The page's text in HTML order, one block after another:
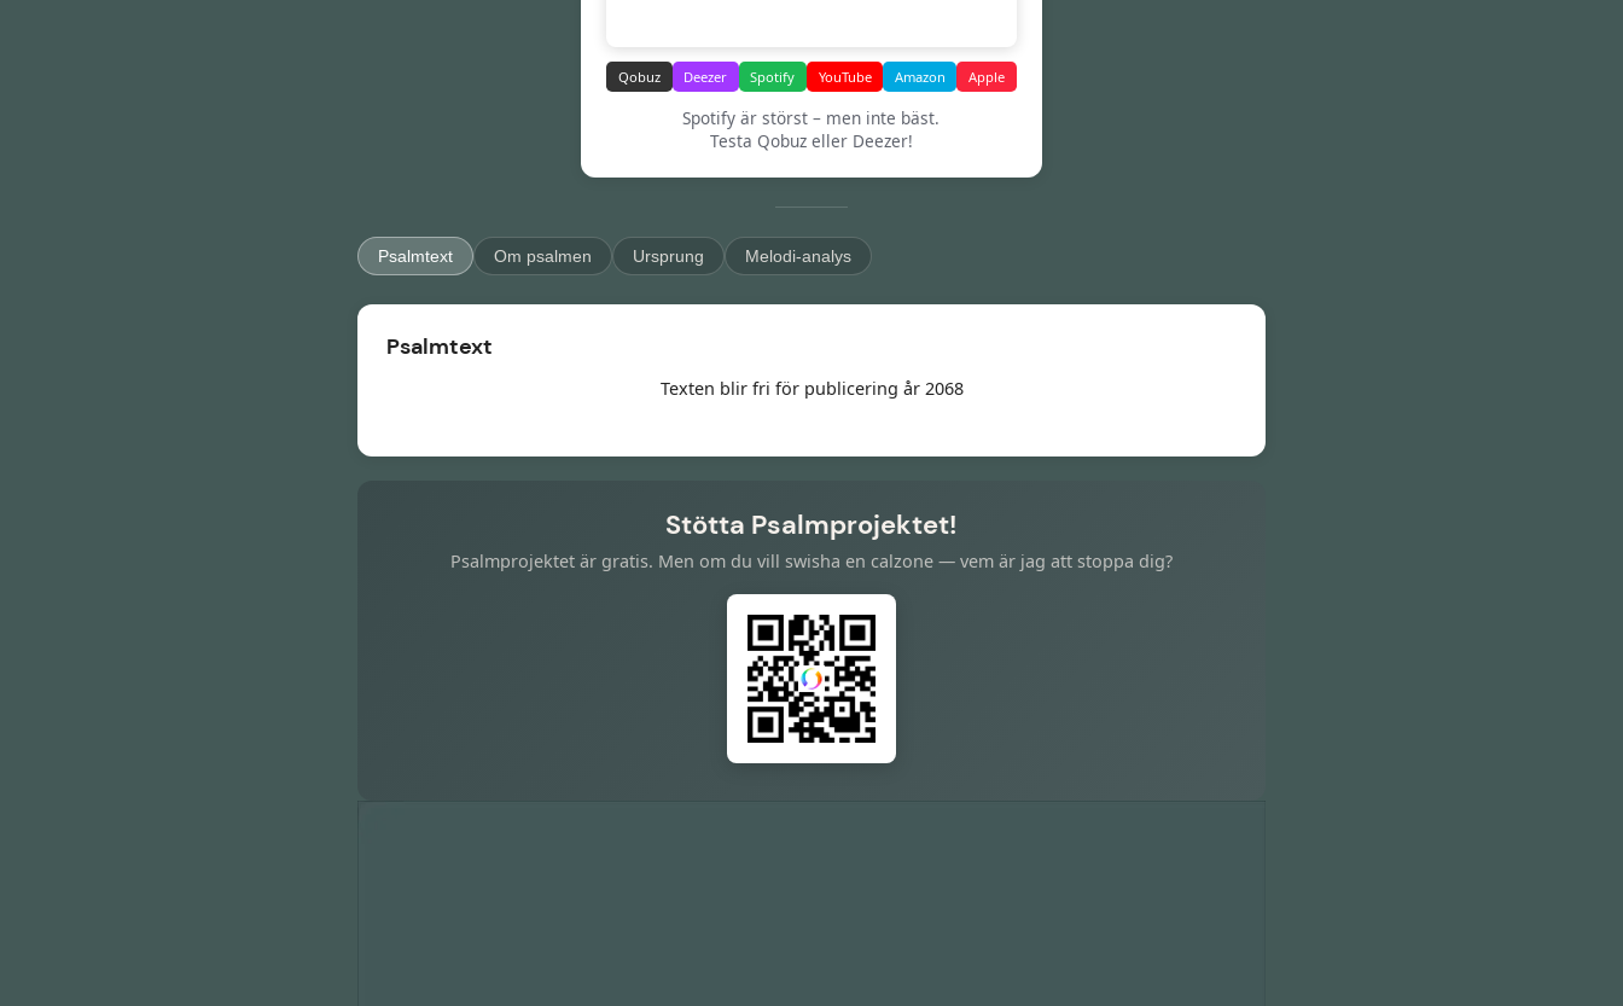
Qobuz Deezer Spotify YouTube Amazon Apple
Spotify är störst – men inte bäst.
Testa Qobuz eller Deezer!
Psalmtext Om psalmen Ursprung Melodi-analys
Psalmtext
Texten blir fri för publicering år 2068
Stötta Psalmprojektet!
Psalmprojektet är gratis. Men om du vill swisha en calzone — vem är jag att stoppa dig?